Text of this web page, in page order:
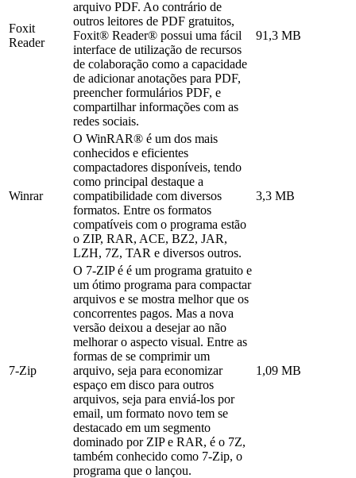
Foxit
Reader
arquivo PDF. Ao contrário de
outros leitores de PDF gratuitos,
Foxit® Reader® possui uma fácil
interface de utilização de recursos
de colaboração como a capacidade
de adicionar anotações para PDF,
preencher formulários PDF, e
compartilhar informações com as
redes sociais.
91,3 MB
Winrar
O WinRAR® é um dos mais
conhecidos e eficientes
compactadores disponíveis, tendo
como principal destaque a
compatibilidade com diversos
formatos. Entre os formatos
compatíveis com o programa estão
o ZIP, RAR, ACE, BZ2, JAR,
LZH, 7Z, TAR e diversos outros.
3,3 MB
7-Zip
O 7-ZIP é é um programa gratuito e
um ótimo programa para compactar
arquivos e se mostra melhor que os
concorrentes pagos. Mas a nova
versão deixou a desejar ao não
melhorar o aspecto visual. Entre as
formas de se comprimir um
arquivo, seja para economizar
espaço em disco para outros
arquivos, seja para enviá-los por
email, um formato novo tem se
destacado em um segmento
dominado por ZIP e RAR, é o 7Z,
também conhecido como 7-Zip, o
programa que o lançou.
1,09 MB